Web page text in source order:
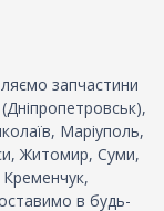
запчастини
Маріуполь,
Житомир, Суми,
Кременчук,
в будь-